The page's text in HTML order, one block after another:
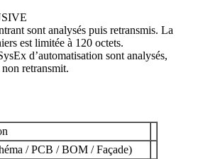
sont analysés puis retransmis. La
est limitée à 120 octets.
d’automatisation sont analysés,
retransmit.
/ PCB / BOM / Façade)